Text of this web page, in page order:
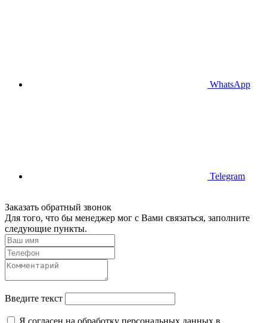
WhatsApp
Telegram
Заказать обратный звонок
Для того, что бы менеджер мог с Вами связаться, заполните
следующие пункты.
Введите текст
Я согласен на обработку персональных данных в